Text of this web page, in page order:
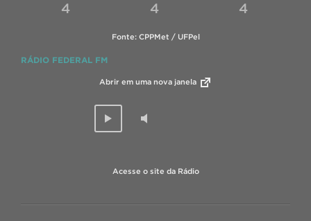
4
4
4
Fonte: CPPMet / UFPel
RÁDIO FEDERAL FM
Abrir em uma nova janela
Acesse o site da Rádio